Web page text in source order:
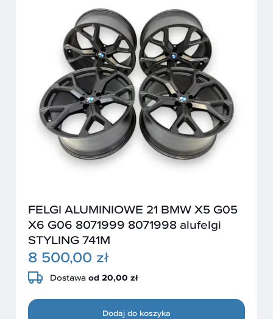
FELGI ALUMINIOWE 21 BMW X5 G05
X6 G06 8071999 8071998 alufelgi
STYLING 741M
8 500,00 zł
Dostawa od 20,00 zł
Dodaj do koszyka